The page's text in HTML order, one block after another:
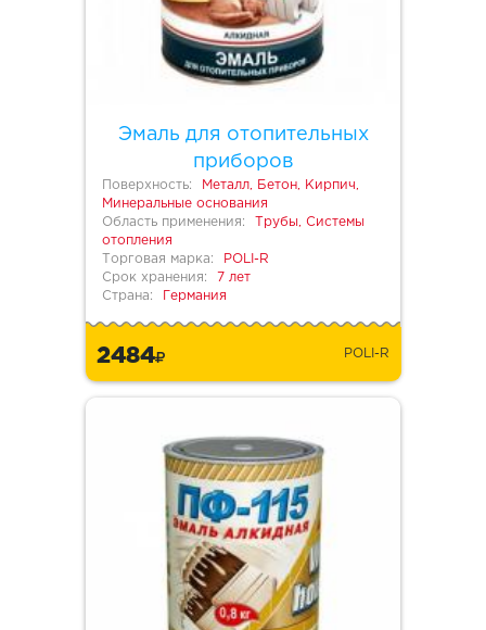
Эмаль для отопительных
приборов
Поверхность:
Металл, Бетон, Кирпич,
Минеральные основания
Область применения:
Трубы, Системы
отопления
Торговая марка:
POLI-R
Срок хранения:
7 лет
Страна:
Германия
2484 POLI-R